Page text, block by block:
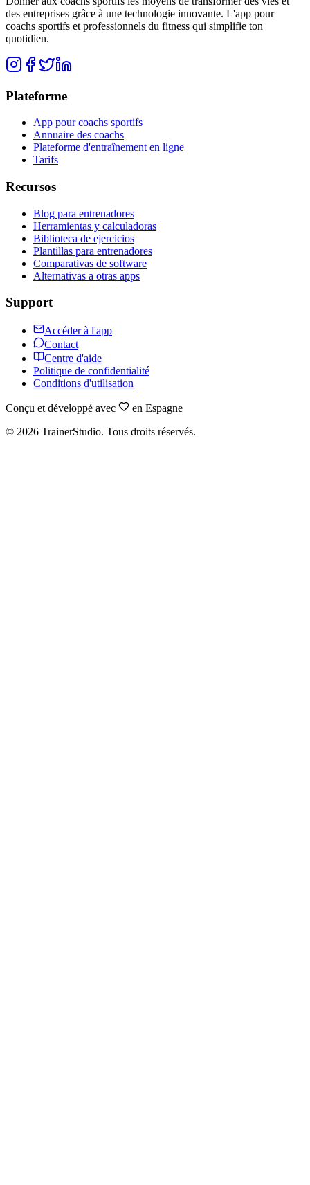
des entreprises grâce à une technologie innovante. L'app pour
coachs sportifs et professionnels du fitness qui simplifie ton
quotidien.
Plateforme
App pour coachs sportifs
Annuaire des coachs
Plateforme d'entraînement en ligne
Tarifs
Recursos
Blog para entrenadores
Herramientas y calculadoras
Biblioteca de ejercicios
Plantillas para entrenadores
Comparativas de software
Alternativas a otras apps
Support
Accéder à l'app
Contact
Centre d'aide
Politique de confidentialité
Conditions d'utilisation
Conçu et développé avec
en Espagne
© 2026 TrainerStudio. Tous droits réservés.